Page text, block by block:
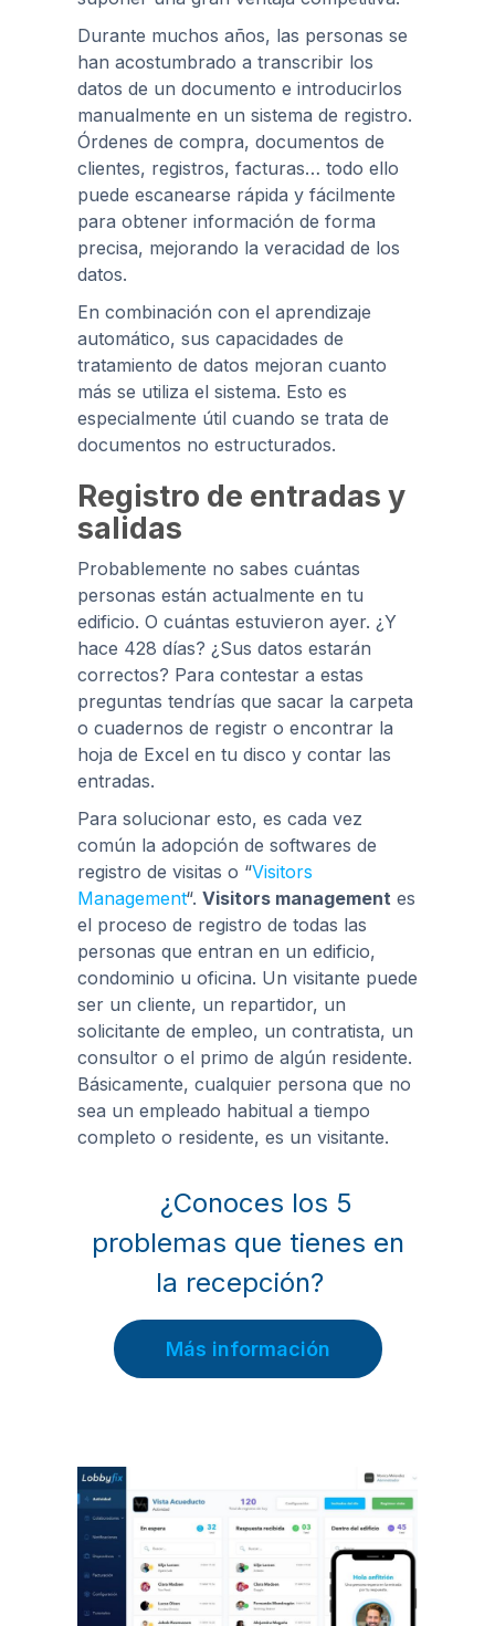
Durante muchos años, las personas se
han acostumbrado a transcribir los
datos de un documento e introducirlos
manualmente en un sistema de registro.
Órdenes de compra, documentos de
clientes, registros, facturas… todo ello
puede escanearse rápida y fácilmente
para obtener información de forma
precisa, mejorando la veracidad de los
datos.
En combinación con el aprendizaje
automático, sus capacidades de
tratamiento de datos mejoran cuanto
más se utiliza el sistema. Esto es
especialmente útil cuando se trata de
documentos no estructurados.
Registro de entradas y
salidas
Probablemente no sabes cuántas
personas están actualmente en tu
edificio. O cuántas estuvieron ayer. ¿Y
hace 428 días? ¿Sus datos estarán
correctos? Para contestar a estas
preguntas tendrías que sacar la carpeta
o cuadernos de registr o encontrar la
hoja de Excel en tu disco y contar las
entradas.
Para solucionar esto, es cada vez
común la adopción de softwares de
registro de visitas o “Visitors
Management“. Visitors management es
el proceso de registro de todas las
personas que entran en un edificio,
condominio u oficina. Un visitante puede
ser un cliente, un repartidor, un
solicitante de empleo, un contratista, un
consultor o el primo de algún residente.
Básicamente, cualquier persona que no
sea un empleado habitual a tiempo
completo o residente, es un visitante.
¿Conoces los 5
problemas que tienes en
la recepción?
Más información